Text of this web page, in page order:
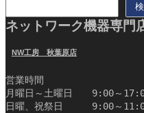
索
ネットワーク機器専門
NW工房 秋葉原店
営業時間
月曜日～土曜日　　9:00～
日曜、祝祭日　　　9:00～